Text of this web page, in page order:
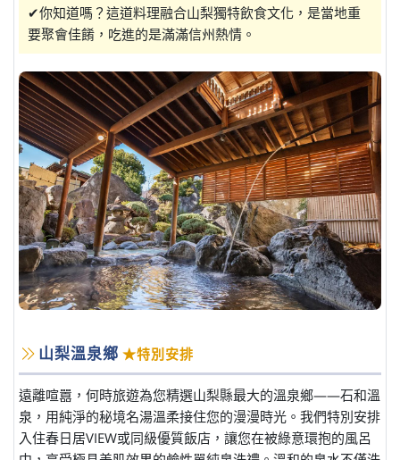
✔你知道嗎？這道料理融合山梨獨特飲食文化，是當地重
要聚會佳餚，吃進的是滿滿信州熱情。
山梨溫泉鄉 ★特別安排
遠離喧囂，何時旅遊為您精選山梨縣最大的溫泉鄉——石和溫
泉，用純淨的秘境名湯溫柔接住您的漫漫時光。我們特別安排
入住春日居VIEW或同級優質飯店，讓您在被綠意環抱的風呂